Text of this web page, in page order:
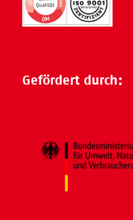
Gefördert durch: